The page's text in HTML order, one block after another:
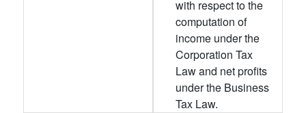
with respect to the
computation of
income under the
Corporation Tax
Law and net profits
under the Business
Tax Law.